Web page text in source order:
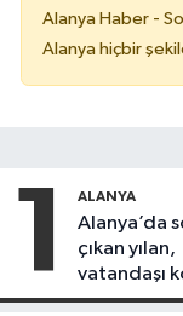
Alanya Haber -
Alanya hiçbir
1 ALANYA
Alanya’da
çıkan yılan,
vatandaşı